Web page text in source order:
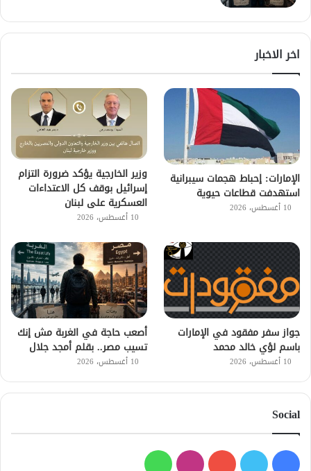
اخر الاخبار
الإمارات: إحباط هجمات سيبرانية
استهدفت قطاعات حيوية
10 أغسطس، 2026
وزير الخارجية يؤكد ضرورة التزام
إسرائيل بوقف كل الاعتداءات
العسكرية على لبنان
10 أغسطس، 2026
جواز سفر مفقود في الإمارات
باسم لؤي خالد محمد
10 أغسطس، 2026
أصعب حاجة في الغربة مش إنك
تسيب مصر.. بقلم أمجد جلال
10 أغسطس، 2026
Social
فيسبوك
تويتر يوتيوبانستقرامواتساب